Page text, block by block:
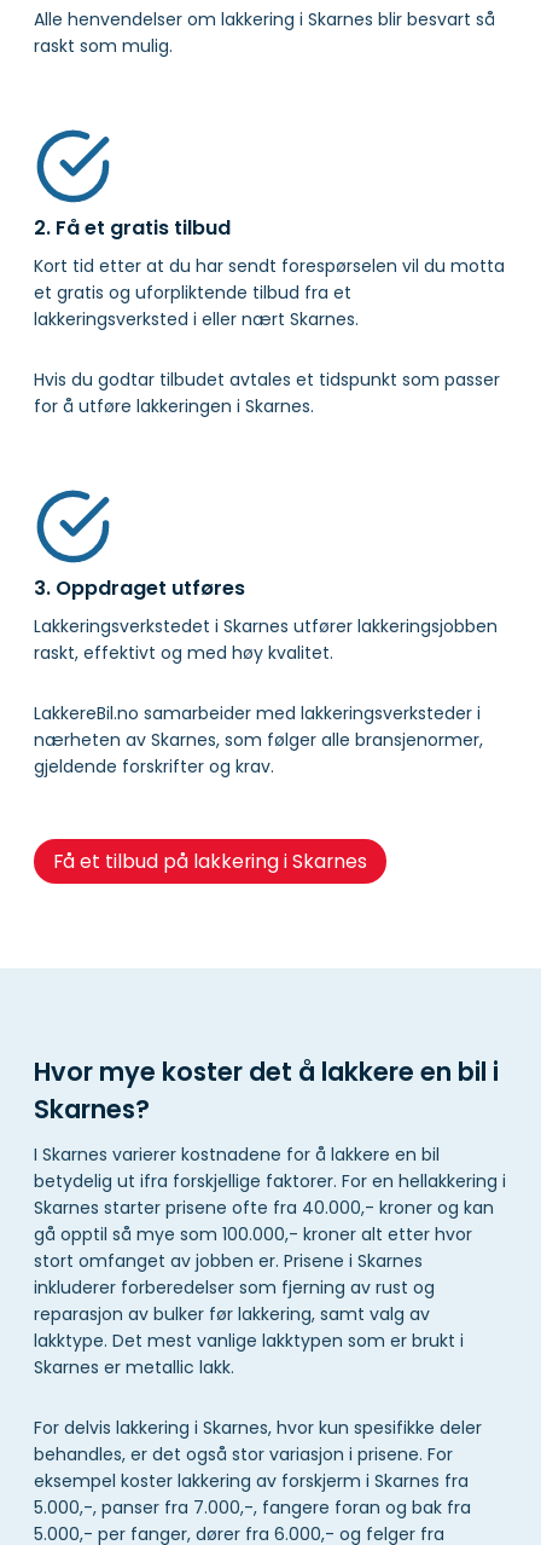
Alle henvendelser om lakkering i Skarnes blir besvart så
raskt som mulig.
2. Få et gratis tilbud
Kort tid etter at du har sendt forespørselen vil du motta
et gratis og uforpliktende tilbud fra et
lakkeringsverksted i eller nært Skarnes.
Hvis du godtar tilbudet avtales et tidspunkt som passer
for å utføre lakkeringen i Skarnes.
3. Oppdraget utføres
Lakkeringsverkstedet i Skarnes utfører lakkeringsjobben
raskt, effektivt og med høy kvalitet.
LakkereBil.no samarbeider med lakkeringsverksteder i
nærheten av Skarnes, som følger alle bransjenormer,
gjeldende forskrifter og krav.
Få et tilbud på lakkering i Skarnes
Hvor mye koster det å lakkere en bil i
Skarnes?
I Skarnes varierer kostnadene for å lakkere en bil
betydelig ut ifra forskjellige faktorer. For en hellakkering i
Skarnes starter prisene ofte fra 40.000,- kroner og kan
gå opptil så mye som 100.000,- kroner alt etter hvor
stort omfanget av jobben er. Prisene i Skarnes
inkluderer forberedelser som fjerning av rust og
reparasjon av bulker før lakkering, samt valg av
lakktype. Det mest vanlige lakktypen som er brukt i
Skarnes er metallic lakk.
For delvis lakkering i Skarnes, hvor kun spesifikke deler
behandles, er det også stor variasjon i prisene. For
eksempel koster lakkering av forskjerm i Skarnes fra
5.000,-, panser fra 7.000,-, fangere foran og bak fra
5.000,- per fanger, dører fra 6.000,- og felger fra